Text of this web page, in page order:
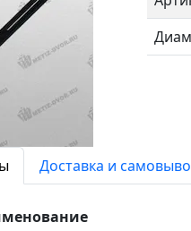
Доставка и